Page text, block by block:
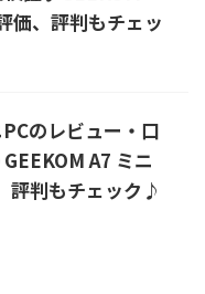
価、評判もチェッ
のレビュー・口
A7 ミニ
評判もチェック♪